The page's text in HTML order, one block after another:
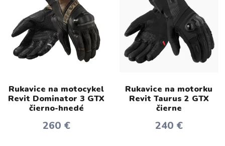
Rukavice na motocykel
Revit Dominator 3 GTX
čierno-hnedé
260 €
Rukavice na motorku
Revit Taurus 2 GTX
čierne
240 €